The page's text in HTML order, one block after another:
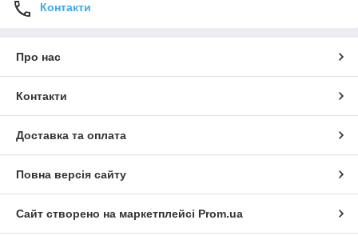
Контакти
Про нас
Контакти
Доставка та оплата
Повна версія сайту
Сайт створено на маркетплейсі Prom.ua